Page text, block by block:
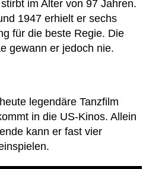
im Alter von 97 Jahren.
1947 erhielt er sechs
für die beste Regie. Die
gewann er jedoch nie.
legendäre Tanzfilm
in die US-Kinos. Allein
kann er fast vier